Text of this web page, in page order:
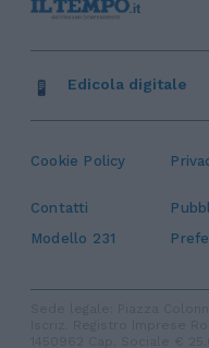
Cookie Policy
Contatti
Modello 231
Edicola digitale